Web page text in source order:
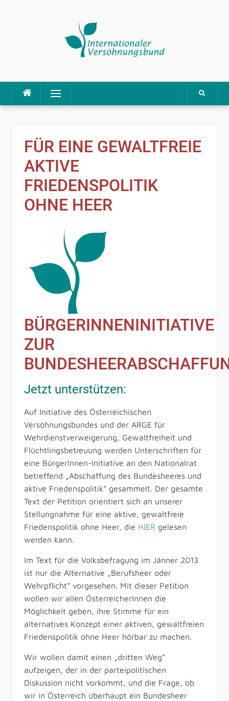
Inhalt
Menü
FÜR EINE GEWALTFREIE
AKTIVE
FRIEDENSPOLITIK
OHNE HEER
BÜRGERINNENINITIATIVE
ZUR
Jetzt unterstützen:
Auf Initiative des Österreichischen
Versöhnungsbundes und der ARGE für
Wehrdienstverweigerung, Gewaltfreiheit und
Flüchtlingsbetreuung werden Unterschriften für
eine BürgerInnen-Initiative an den Nationalrat
betreffend „Abschaffung des Bundesheeres und
aktive Friedenspolitik“ gesammelt. Der gesamte
Text der Petition orientiert sich an unserer
Stellungnahme für eine aktive, gewaltfreie
Friedenspolitik ohne Heer, die HIER gelesen
werden kann.
Im Text für die Volksbefragung im Jänner 2013
ist nur die Alternative „Berufsheer oder
Wehrpflicht“ vorgesehen. Mit dieser Petition
wollen wir allen ÖsterreicherInnen die
Möglichkeit geben, ihre Stimme für ein
alternatives Konzept einer aktiven, gewaltfreien
Friedenspolitik ohne Heer hörbar zu machen.
Wir wollen damit einen „dritten Weg“
aufzeigen, der in der parteipolitischen
Diskussion nicht vorkommt, und die Frage, ob
wir in Österreich überhaupt ein Bundesheer